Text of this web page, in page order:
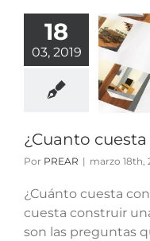
18
03, 2019
cuesta
¿Cuanto
Por PREAR | marzo 18th,
¿Cuánto cuesta
cuesta construir
son las preguntas